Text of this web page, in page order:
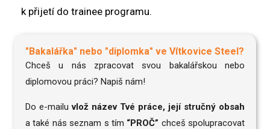
k přijetí do trainee programu.
"Bakalářka" nebo "diplomka" ve Vítkovice Steel?
Chceš u nás zpracovat svou bakalářskou nebo
diplomovou práci? Napiš nám!
Do e-mailuvlož název Tvé práce, její stručný obsah
a také nás seznam s tím “PROČ” chceš spolupracovat